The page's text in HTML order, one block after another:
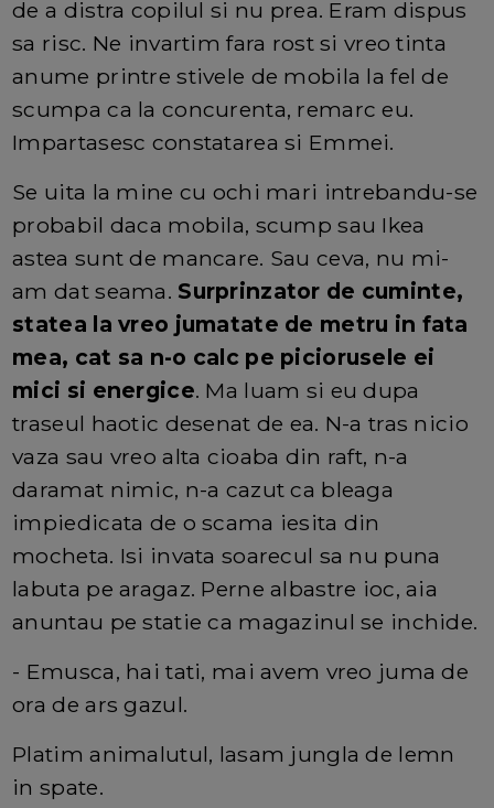
de a distra copilul si nu prea. Eram dispus
sa risc. Ne invartim fara rost si vreo tinta
anume printre stivele de mobila la fel de
scumpa ca la concurenta, remarc eu.
Impartasesc constatarea si Emmei.
Se uita la mine cu ochi mari intrebandu-se
probabil daca mobila, scump sau Ikea
astea sunt de mancare. Sau ceva, nu mi-
am dat seama. Surprinzator de cuminte,
statea la vreo jumatate de metru in fata
mea, cat sa n-o calc pe piciorusele ei
mici si energice. Ma luam si eu dupa
traseul haotic desenat de ea. N-a tras nicio
vaza sau vreo alta cioaba din raft, n-a
daramat nimic, n-a cazut ca bleaga
impiedicata de o scama iesita din
mocheta. Isi invata soarecul sa nu puna
labuta pe aragaz. Perne albastre ioc, aia
anuntau pe statie ca magazinul se inchide.
- Emusca, hai tati, mai avem vreo juma de
ora de ars gazul.
Platim animalutul, lasam jungla de lemn
in spate.